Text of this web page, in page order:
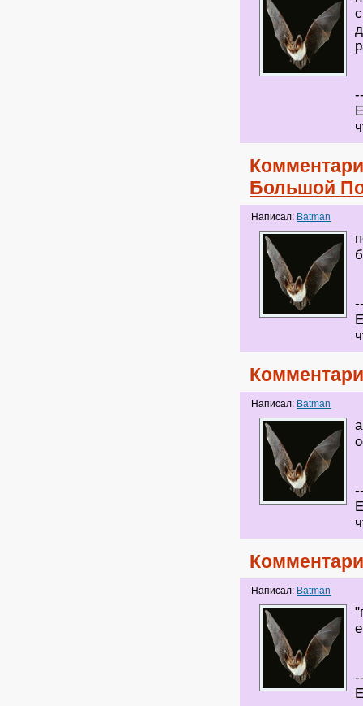
Большой
Написал: Batman
Написал: Batman
Написал: Batman